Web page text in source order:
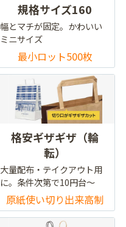
規格サイズ160
幅とマチが固定。かわいい
ミニサイズ
最小ロット500枚
格安ギザギザ（輪
転）
大量配布・テイクアウト用
に。条件次第で10円台～
原紙使い切り出来高制